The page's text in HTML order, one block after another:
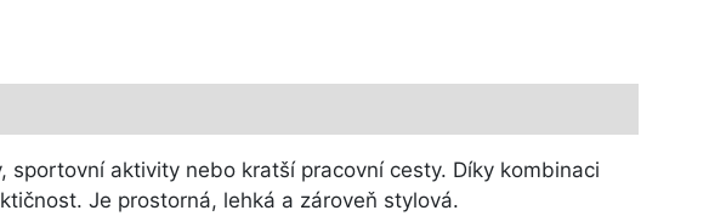
aktivity nebo kratší pracovní cesty. Díky kombinaci
Je prostorná, lehká a zároveň stylová.